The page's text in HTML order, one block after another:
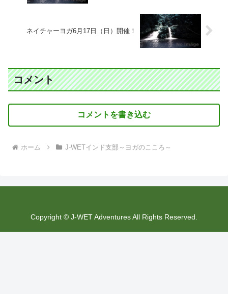
ネイチャーヨガ6月17日（日）開催！
コメント
コメントを書き込む
ホーム J-WETインド支部～ヨガのこころ～
Copyright © J-WET Adventures All Rights Reserved.